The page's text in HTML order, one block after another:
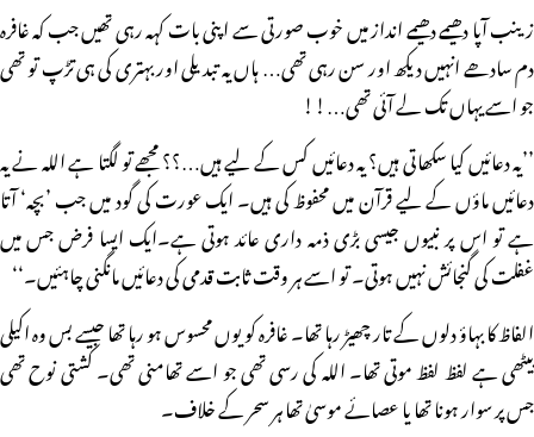
زینب آپا دھیمے دھیمے انداز میں خوب صورتی سے اپنی بات کہہ رہی تھیں جب کہ غافرہ
دم سادھے انہیں دیکھ اور سن رہی تھی… ہاں یہ تبدیلی اور بہتری کی ہی تڑپ تو تھی
جو اسے یہاں تک لے آئی تھی…!!
’’یہ دعائیں کیا سکھاتی ہیں؟ یہ دعائیں کس کے لیے ہیں…؟؟ مجھے تو لگتا ہے اللہ نے یہ
دعائیں ماؤں کے لیے قرآن میں محفوظ کی ہیں۔ ایک عورت کی گود میں جب ’بچہ‘ آتا
ہے تو اس پر نبیوں جیسی بڑی ذمہ داری عائد ہوتی ہے۔ایک ایسا فرض جس میں
غفلت کی گنجائش نہیں ہوتی۔ تو اسے ہر وقت ثابت قدمی کی دعائیں مانگنی چاہئیں۔‘‘
الفاظ کا بہاؤ دلوں کے تار چھیڑ رہا تھا۔ غافرہ کو یوں محسوس ہو رہا تھا جیسے بس وہ اکیلی
بیٹھی ہے لفظ لفظ موتی تھا۔ اللہ کی رسی تھی جو اسے تھامنی تھی۔ کشتی نوح تھی
جس پر سوار ہونا تھا یا عصائے موسیٰ تھا ہر سحر کے خلاف۔